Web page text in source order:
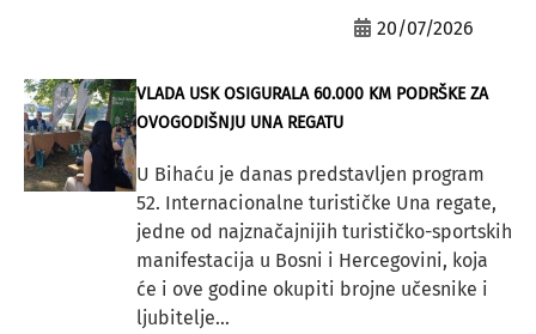
20/07/2026
VLADA USK OSIGURALA 60.000 KM PODRŠKE ZA
OVOGODIŠNJU UNA REGATU
U Bihaću je danas predstavljen program
52. Internacionalne turističke Una regate,
jedne od najznačajnijih turističko-sportskih
manifestacija u Bosni i Hercegovini, koja
će i ove godine okupiti brojne učesnike i
ljubitelje...